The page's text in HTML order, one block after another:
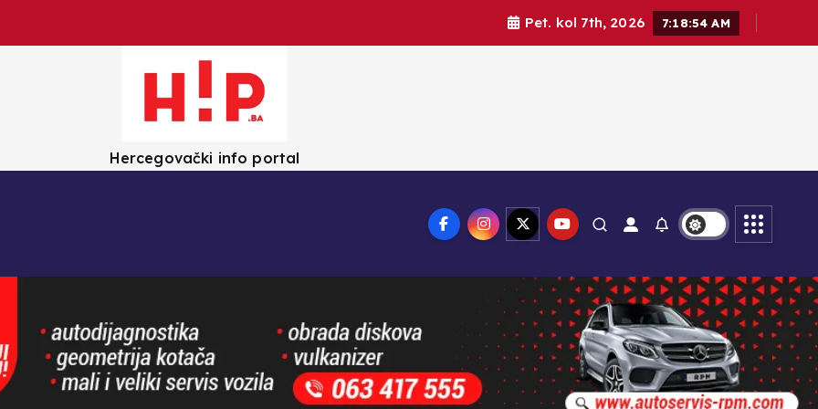
Pet. kol 7th, 2026 7:18:55 AM
Hercegovački info portal